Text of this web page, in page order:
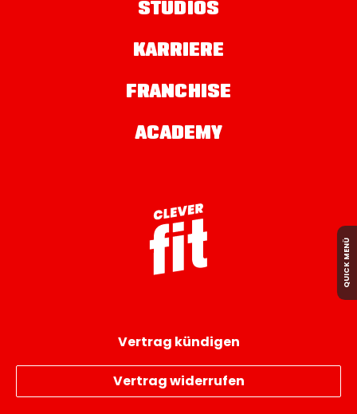
QUICK MENÜ
STUDIOS
KARRIERE
FRANCHISE
ACADEMY
Vertrag kündigen
Vertrag widerrufen